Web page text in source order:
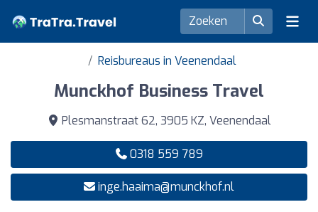
Reisbureaus in Veenendaal
Munckhof Business Travel
Plesmanstraat 62, 3905 KZ, Veenendaal
0318 559 789
inge.haaima@munckhof.nl